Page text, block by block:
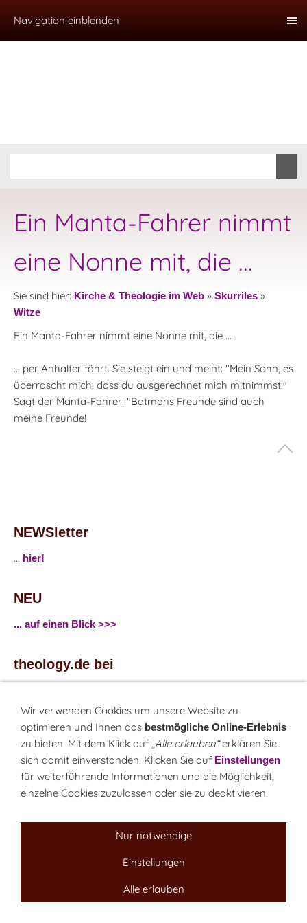
Navigation einblenden
Ein Manta-Fahrer nimmt
eine Nonne mit, die ...
Sie sind hier: Kirche & Theologie im Web » Skurriles »
Witze
Ein Manta-Fahrer nimmt eine Nonne mit, die ...
... per Anhalter fährt. Sie steigt ein und meint: "Mein Sohn, es
überrascht mich, dass du ausgerechnet mich mitnimmst."
Sagt der Manta-Fahrer: "Batmans Freunde sind auch
meine Freunde!
NEWSletter
... hier!
NEU
... auf einen Blick >>>
theology.de bei
...Twitter
Monatsrätsel
Rätseln & Gewinnen!
LINK-Hinweis
Über unsKontakt
Wir verwenden Cookies um unsere Website zu
optimieren und Ihnen das bestmögliche Online-Erlebnis
zu bieten. Mit dem Klick auf „Alle erlauben“erklären Sie
sich damit einverstanden. Klicken Sie auf Einstellungen
für weiterführende Informationen und die Möglichkeit,
einzelne Cookies zuzulassen oder sie zu deaktivieren.
Nur notwendige
Einstellungen
Alle erlauben